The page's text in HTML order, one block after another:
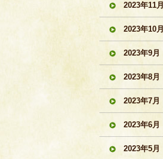
2023年11月
2023年10月
2023年9月
2023年8月
2023年7月
2023年6月
2023年5月